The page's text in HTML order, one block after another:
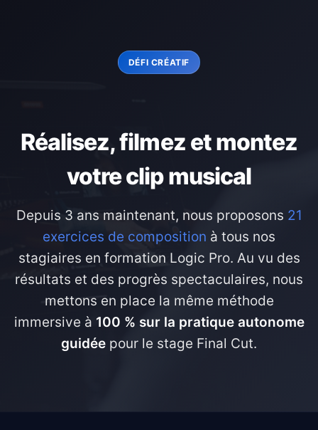
DÉFI CRÉATIF
Réalisez, filmez et montez
votre clip musical
Depuis 3 ans maintenant, nous proposons 21
exercices de composition à tous nos
stagiaires en formation Logic Pro. Au vu des
résultats et des progrès spectaculaires, nous
mettons en place la même méthode
immersive à 100 % sur la pratique autonome
guidée pour le stage Final Cut.